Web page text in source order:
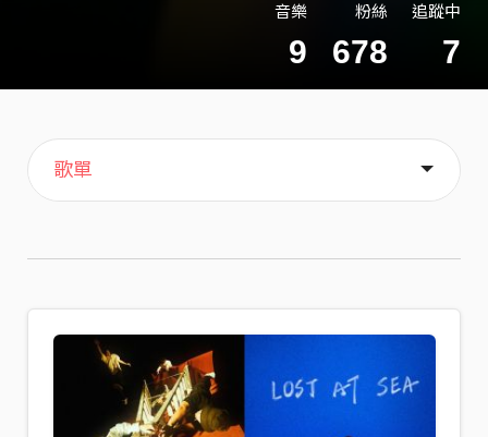
音樂
9
粉絲
678
追蹤中
7
主頁
音樂
歌單
喜歡
關於